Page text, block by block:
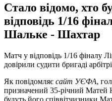
Стало відомо, хто
відповідь 1/16
Шальке - Шахтар
Матч у відповідь 1/16 фіналу
довірили судити бригаді
Як повідомляє сайт УЄФА,
призначений 35-річний Матей
будуть його співвітчизники